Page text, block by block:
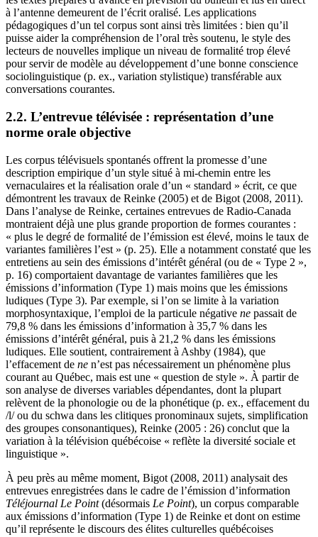
à l’antenne demeurent de l’écrit oralisé. Les applications
pédagogiques d’un tel corpus sont ainsi très limitées : bien qu’il
puisse aider la compréhension de l’oral très soutenu, le style des
lecteurs de nouvelles implique un niveau de formalité trop élevé
pour servir de modèle au développement d’une bonne conscience
sociolinguistique (p. ex., variation stylistique) transférable aux
conversations courantes.
2.2. L’entrevue télévisée : représentation d’une
norme orale objective
Les corpus télévisuels spontanés offrent la promesse d’une
description empirique d’un style situé à mi-chemin entre les
vernaculaires et la réalisation orale d’un « standard » écrit, ce que
démontrent les travaux de Reinke (2005) et de Bigot (2008, 2011).
Dans l’analyse de Reinke, certaines entrevues de Radio-Canada
montraient déjà une plus grande proportion de formes courantes :
« plus le degré de formalité de l’émission est élevé, moins le taux de
variantes familières l’est » (p. 25). Elle a notamment constaté que les
entretiens au sein des émissions d’intérêt général (ou de « Type 2 »,
p. 16) comportaient davantage de variantes familières que les
émissions d’information (Type 1) mais moins que les émissions
ludiques (Type 3). Par exemple, si l’on se limite à la variation
morphosyntaxique, l’emploi de la particule négative ne passait de
79,8 % dans les émissions d’information à 35,7 % dans les
émissions d’intérêt général, puis à 21,2 % dans les émissions
ludiques. Elle soutient, contrairement à Ashby (1984), que
l’effacement de ne n’est pas nécessairement un phénomène plus
courant au Québec, mais est une « question de style ». À partir de
son analyse de diverses variables dépendantes, dont la plupart
relèvent de la phonologie ou de la phonétique (p. ex., effacement du
/l/ ou du schwa dans les clitiques pronominaux sujets, simplification
des groupes consonantiques), Reinke (2005 : 26) conclut que la
variation à la télévision québécoise « reflète la diversité sociale et
linguistique ».
À peu près au même moment, Bigot (2008, 2011) analysait des
entrevues enregistrées dans le cadre de l’émission d’information
Téléjournal Le Point(désormais Le Point), un corpus comparable
aux émissions d’information (Type 1) de Reinke et dont on estime
qu’il représente le discours des élites culturelles québécoises